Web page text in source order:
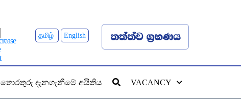
தமிழ் English
තොරතුරු දැනගැනීමේ අයිතිය VACANCY